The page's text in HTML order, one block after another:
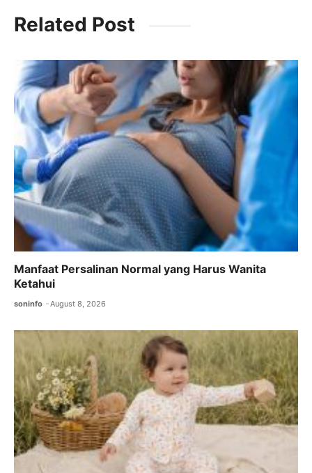
c
e
b
o
o
k
itt
er
ai
l
at
s
A
p
p
a
m
Related Post
Manfaat Persalinan Normal yang Harus Wanita
Ketahui
soninfo August 8, 2026